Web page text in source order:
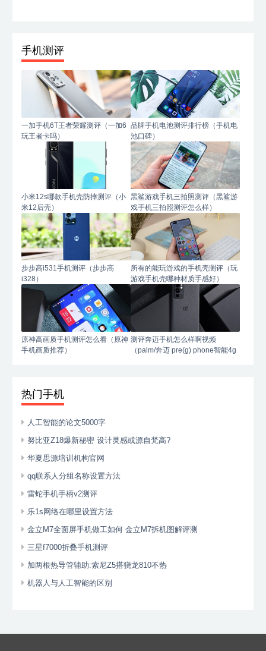
手机测评
一加手机6T王者荣耀测评（一加6
玩王者卡吗）
品牌手机电池测评排行榜（手机电
池口碑）
小米12s哪款手机壳防摔测评（小
米12后壳）
黑鲨游戏手机三拍照测评（黑鲨游
戏手机三拍照测评怎么样）
步步高i531手机测评（步步高
i328）
所有的能玩游戏的手机壳测评（玩
游戏手机壳哪种材质手感好）
原神高画质手机测评怎么看（原神
手机画质推荐）
测评奔迈手机怎么样啊视频
（palm/奔迈 pre(g) phone智能4g
热门手机
人工智能的论文5000字
努比亚Z18爆新秘密 设计灵感或源自梵高?
华夏思源培训机构官网
qq联系人分组名称设置方法
雷蛇手机手柄v2测评
乐1s网络在哪里设置方法
金立M7全面屏手机做工如何 金立M7拆机图解评测
三星f7000折叠手机测评
加两根热导管辅助:索尼Z5搭骁龙810不热
机器人与人工智能的区别